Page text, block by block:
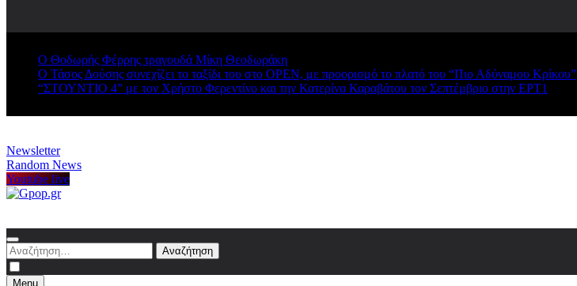
Ο Θοδωρής Φέρρης τραγουδά Μίκη Θεοδωράκη
Ο Τάσος Δούσης συνεχίζει το ταξίδι του στο OPEN, με προορισμό το πλατό του “Πιο Αδύναμου Κρίκου”
“ΣΤΟΥΝΤΙΟ 4” με τον Χρήστο Φερεντίνο και την Κατερίνα Καραβάτου τον Σεπτέμβριο στην ΕΡΤ1
Newsletter
Random News
Youtube live
Αναζήτηση
για:
Menu